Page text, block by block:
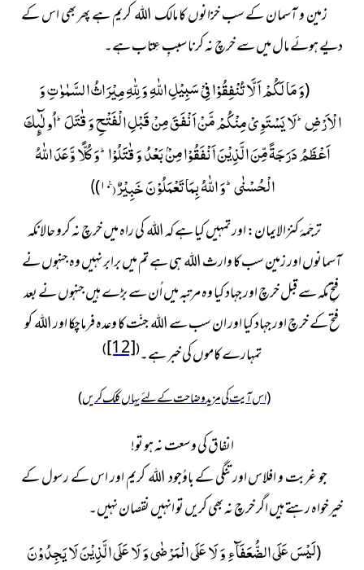
زمین و آسمان کے سب خزانوں کا مالک اللہ کریم ہے پھر بھیاس کے
دیے ہوئے مال میں سے خرچ نہ کرنا سببِ عِتاب ہے۔
(وَ مَا لَكُمْ اَلَّا تُنْفِقُوْا فِیْ سَبِیْلِ اللّٰهِ وَ لِلّٰهِ مِیْرَاثُ السَّمٰوٰتِ وَ
الْاَرْضِؕ-لَا یَسْتَوِیْ مِنْكُمْ مَّنْ اَنْفَقَ مِنْ قَبْلِ الْفَتْحِ وَ قٰتَلَؕ-اُولٰٓىٕكَ
اَعْظَمُ دَرَجَةً مِّنَ الَّذِیْنَ اَنْفَقُوْا مِنْۢ بَعْدُ وَ قٰتَلُوْاؕ-وَ كُلًّا وَّعَدَ اللّٰهُ
الْحُسْنٰىؕ-وَ اللّٰهُ بِمَا تَعْمَلُوْنَ خَبِیْرٌ۠(۱۰)
)
ترجَمۂ کنزالایمان:اور تمہیں کیا ہے کہ اللہ کی راہ میں خرچ نہ کرو حالانکہ
آسمانوں اور زمین سب کا وارث اللہ ہی ہے تم میں برابر نہیں وہ جنہوں نے
فتحِ مکہ سے قبل خرچ اور جہاد کیا وہ مرتبہ میں اُن سے بڑے ہیں جنہوں نے بعد
فتح کے خرچ اور جہاد کیا اور ان سب سے اللہ جنّت کا وعدہ فرماچکا اور اللہ کو
تمہارے کاموں کی خبر ہے۔(
[12]
)
(اس آیت کی مزید وضاحت کے لئے یہاں کلک کریں)
انفاق کی وسعت نہ ہو تو!
جو غربت و افلاس اور تنگی کے باوُجود اللہ کریم اور اس کے رسول کے
خیرخواہ رہتے ہیں اگر خرچ نہ بھی کریں تو انہیں نقصان نہیں۔
(لَیْسَ عَلَى الضُّعَفَآءِ وَ لَا عَلَى الْمَرْضٰى وَ لَا عَلَى الَّذِیْنَ لَا یَجِدُوْنَ